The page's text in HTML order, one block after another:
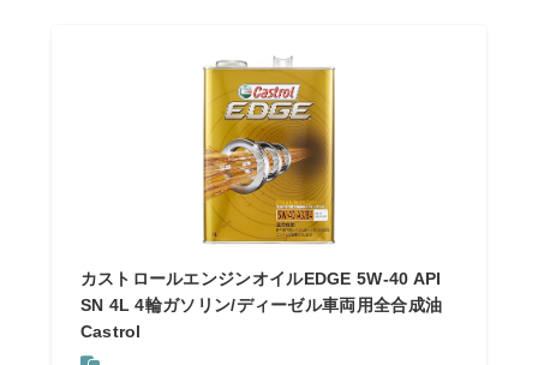
カストロールエンジンオイルEDGE 5W-40 API
SN 4L 4輪ガソリン/ディーゼル車両用全合成油
Castrol